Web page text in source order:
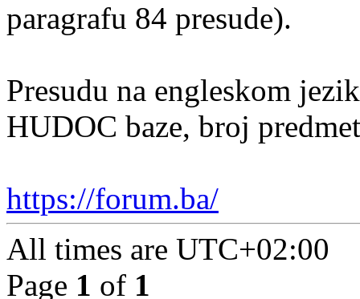
paragrafu 84 presude).
Presudu na engleskom
HUDOC baze, broj
https://forum.ba/
All times are UTC+02:00
Page 1 of 1